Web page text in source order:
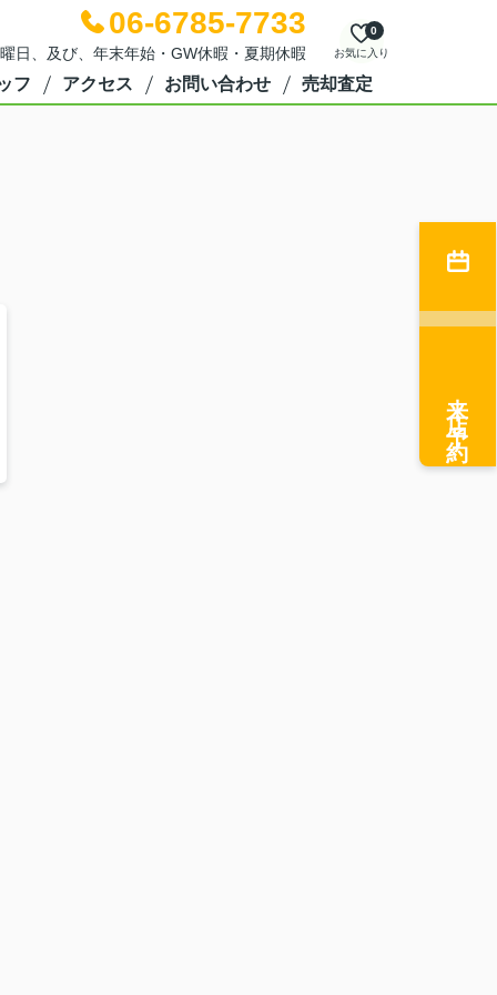
06-6785-7733
、及び、年末年始・GW休暇・夏期休暇 お気に入り
0
フ アクセス お問い合わせ 売却査定
来店予約